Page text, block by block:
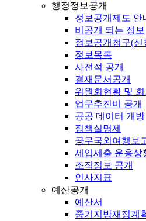
행정정보공개
정보공개제도 안
비공개 되는 정보
정보공개청구(신
정보목록
사전적 공개
결재문서공개
위원회현황 및 회
업무추진비 공개
공공 데이터 개방
정책실명제
공무국외여행보
세입세출 운용상
조직정보 공개
인사지표
예산공개
예산서
중기지방재정계